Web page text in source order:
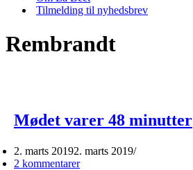
Tilmelding til nyhedsbrev
Rembrandt
Mødet varer 48 minutter
2. marts 20192. marts 2019
2 kommentarer